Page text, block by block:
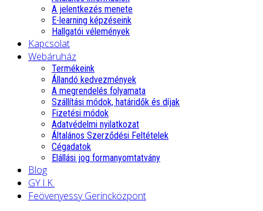
A jelentkezés menete
E-learning képzéseink
Hallgatói vélemények
Kapcsolat
Webáruház
Termékeink
Állandó kedvezmények
A megrendelés folyamata
Szállítási módok, határidők és díjak
Fizetési módok
Adatvédelmi nyilatkozat
Általános Szerződési Feltételek
Cégadatok
Elállási jog formanyomtatvány
Blog
GY.I.K.
Feövenyessy Gerincközpont